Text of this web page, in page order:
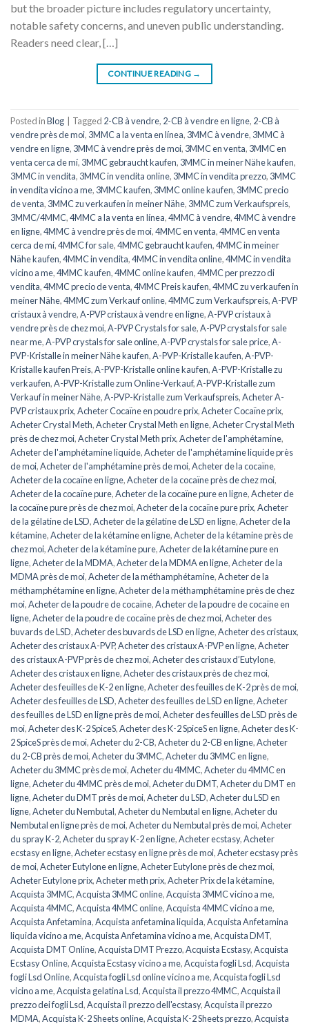
but the broader picture includes regulatory uncertainty,
notable safety concerns, and uneven public understanding.
Readers need clear, […]
CONTINUE READING →
Posted inBlog Tagged 2-CB à vendre, 2-CB à vendre en ligne, 2-CB à
vendre près de moi, 3MMC a la venta en línea, 3MMC à vendre, 3MMC à
vendre en ligne, 3MMC à vendre près de moi, 3MMC en venta, 3MMC en
venta cerca de mí, 3MMC gebraucht kaufen, 3MMC in meiner Nähe kaufen,
3MMC in vendita, 3MMC in vendita online, 3MMC in vendita prezzo, 3MMC
in vendita vicino a me, 3MMC kaufen, 3MMC online kaufen, 3MMC precio
de venta, 3MMC zu verkaufen in meiner Nähe, 3MMC zum Verkaufspreis,
3MMC/4MMC,4MMC a la venta en línea,4MMC à vendre,4MMC à vendre
en ligne,4MMC à vendre près de moi,4MMC en venta,4MMC en venta
cerca de mí,4MMC for sale,4MMC gebraucht kaufen,4MMC in meiner
Nähe kaufen,4MMC in vendita,4MMC in vendita online,4MMC in vendita
vicino a me,4MMC kaufen,4MMC online kaufen,4MMC per prezzo di
vendita,4MMC precio de venta,4MMC Preis kaufen,4MMC zu verkaufen in
meiner Nähe,4MMC zum Verkauf online,4MMC zum Verkaufspreis,A-PVP
cristaux à vendre,A-PVP cristaux à vendre en ligne,A-PVP cristaux à
vendre près de chez moi,A-PVP Crystals for sale,A-PVP crystals for sale
near me,A-PVP crystals for sale online,A-PVP crystals for sale price,A-
PVP-Kristalle in meiner Nähe kaufen,A-PVP-Kristalle kaufen,A-PVP-
Kristalle kaufen Preis,A-PVP-Kristalle online kaufen,A-PVP-Kristalle zu
verkaufen,A-PVP-Kristalle zum Online-Verkauf,A-PVP-Kristalle zum
Verkauf in meiner Nähe,A-PVP-Kristalle zum Verkaufspreis,Acheter A-
PVP cristaux prix,Acheter Cocaïne en poudre prix,Acheter Cocaïne prix,
Acheter Crystal Meth,Acheter Crystal Meth en ligne,Acheter Crystal Meth
près de chez moi,Acheter Crystal Meth prix,Acheter de l'amphétamine,
Acheter de l'amphétamine liquide,Acheter de l'amphétamine liquide près
de moi,Acheter de l'amphétamine près de moi,Acheter de la cocaïne,
Acheter de la cocaïne en ligne,Acheter de la cocaïne près de chez moi,
Acheter de la cocaïne pure,Acheter de la cocaïne pure en ligne,Acheter de
la cocaïne pure près de chez moi,Acheter de la cocaïne pure prix,Acheter
de la gélatine de LSD,Acheter de la gélatine de LSD en ligne,Acheter de la
kétamine,Acheter de la kétamine en ligne,Acheter de la kétamine près de
chez moi,Acheter de la kétamine pure,Acheter de la kétamine pure en
ligne,Acheter de la MDMA,Acheter de la MDMA en ligne,Acheter de la
MDMA près de moi,Acheter de la méthamphétamine,Acheter de la
méthamphétamine en ligne,Acheter de la méthamphétamine près de chez
moi,Acheter de la poudre de cocaïne,Acheter de la poudre de cocaïne en
ligne,Acheter de la poudre de cocaïne près de chez moi,Acheter des
buvards de LSD,Acheter des buvards de LSD en ligne,Acheter des cristaux,
Acheter des cristaux A-PVP,Acheter des cristaux A-PVP en ligne,Acheter
des cristaux A-PVP près de chez moi,Acheter des cristaux d’Eutylone,
Acheter des cristaux en ligne,Acheter des cristaux près de chez moi,
Acheter des feuilles de K-2 en ligne,Acheter des feuilles de K-2 près de moi,
Acheter des feuilles de LSD,Acheter des feuilles de LSD en ligne,Acheter
des feuilles de LSD en ligne près de moi,Acheter des feuilles de LSD près de
moi,Acheter des K-2 SpiceS,Acheter des K-2 SpiceS en ligne,Acheter des K-
2 SpiceS près de moi,Acheter du 2-CB,Acheter du 2-CB en ligne,Acheter
du 2-CB près de moi,Acheter du 3MMC,Acheter du 3MMC en ligne,
Acheter du 3MMC près de moi,Acheter du 4MMC,Acheter du 4MMC en
ligne,Acheter du 4MMC près de moi,Acheter du DMT,Acheter du DMT en
ligne,Acheter du DMT près de moi,Acheter du LSD,Acheter du LSD en
ligne,Acheter du Nembutal,Acheter du Nembutal en ligne,Acheter du
Nembutal en ligne près de moi,Acheter du Nembutal près de moi,Acheter
du spray K-2,Acheter du spray K-2 en ligne,Acheter ecstasy,Acheter
ecstasy en ligne,Acheter ecstasy en ligne près de moi,Acheter ecstasy près
de moi,Acheter Eutylone en ligne,Acheter Eutylone près de chez moi,
Acheter Eutylone prix,Acheter meth prix,Acheter Prix de la kétamine,
Acquista 3MMC,Acquista 3MMC online,Acquista 3MMC vicino a me,
Acquista 4MMC,Acquista 4MMC online,Acquista 4MMC vicino a me,
Acquista Anfetamina,Acquista anfetamina liquida,Acquista Anfetamina
liquida vicino a me,Acquista Anfetamina vicino a me,Acquista DMT,
Acquista DMT Online,Acquista DMT Prezzo,Acquista Ecstasy,Acquista
Ecstasy Online,Acquista Ecstasy vicino a me,Acquista fogli Lsd,Acquista
fogli Lsd Online,Acquista fogli Lsd online vicino a me,Acquista fogli Lsd
vicino a me,Acquista gelatina Lsd,Acquista il prezzo 4MMC,Acquista il
prezzo dei fogli Lsd,Acquista il prezzo dell'ecstasy,Acquista il prezzo
MDMA,Acquista K-2 Sheets online,Acquista K-2 Sheets prezzo,Acquista